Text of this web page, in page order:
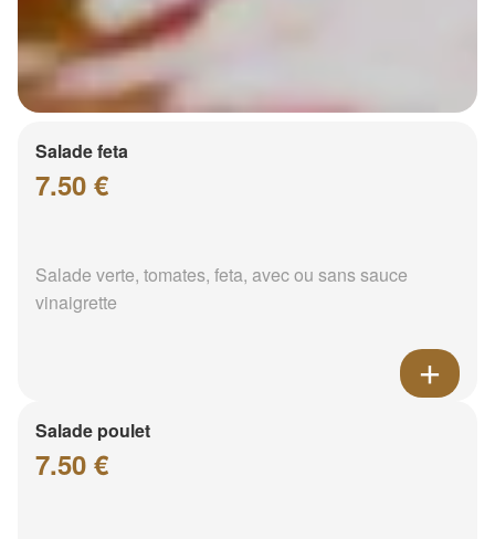
Salade feta
7.50 €
Salade verte, tomates, feta, avec ou sans sauce
vinaigrette
Salade poulet
7.50 €